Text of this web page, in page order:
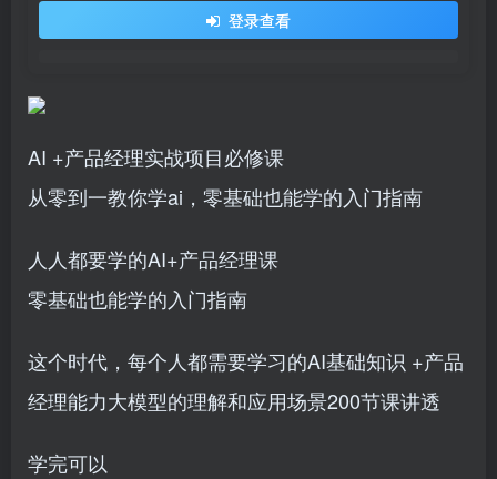
登录查看
AI +产品经理实战项目必修课
从零到一教你学ai，零基础也能学的入门指南
人人都要学的AI+产品经理课
零基础也能学的入门指南
这个时代，每个人都需要学习的AI基础知识 +产品
经理能力大模型的理解和应用场景200节课讲透
学完可以